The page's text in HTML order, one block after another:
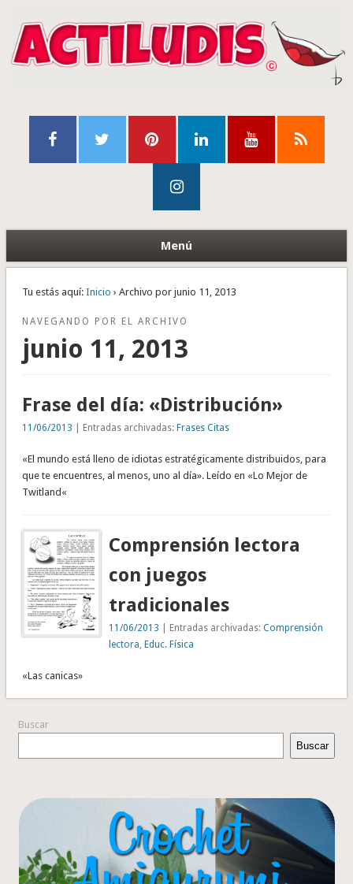
Menú
Tu estás aquí: Inicio › Archivo por junio 11, 2013
NAVEGANDO POR EL ARCHIVO
junio 11, 2013
Frase del día: «Distribución»
11/06/2013 | Entradas archivadas: Frases Citas
«El mundo está lleno de idiotas estratégicamente distribuidos, para
que te encuentres, al menos, uno al día». Leído en «Lo Mejor de
Twitland«
Comprensión lectora
con juegos
tradicionales
11/06/2013 | Entradas archivadas:Comprensión
lectora ,Educ. Física
«Las canicas»
Buscar
Buscar